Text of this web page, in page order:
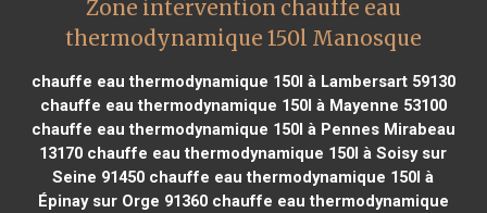
Zone intervention chauffe eau
thermodynamique 150l Manosque
chauffe eau thermodynamique 150l à Lambersart 59130
chauffe eau thermodynamique 150l à Mayenne 53100
chauffe eau thermodynamique 150l à Pennes Mirabeau
13170 chauffe eau thermodynamique 150l à Soisy sur
Seine 91450 chauffe eau thermodynamique 150l à
Épinay sur Orge 91360chauffe eau thermodynamique